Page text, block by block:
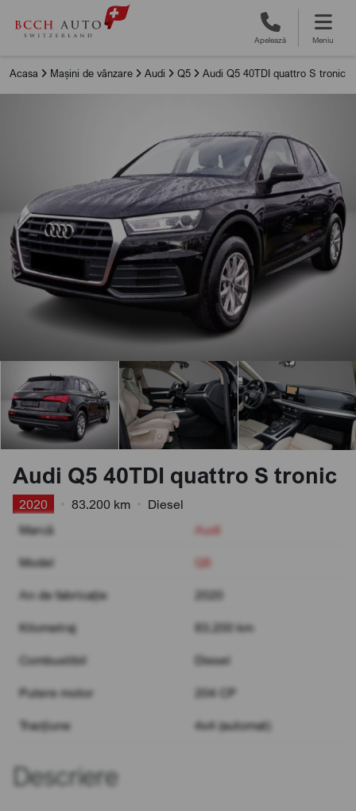
Apelează Meniu
Acasa Mașini de vânzare Audi Q5 Audi Q5 40TDI quattro S tronic
Audi Q5 40TDI quattro S tronic
2020 83.200 km
Diesel
Marcă
Audi
Model Q5
An de fabricație 2020
Kilometraj 83.200 km
Combustibil Diesel
Putere motor 204 CP
Tracțiune 4x4 (automat)
Descriere